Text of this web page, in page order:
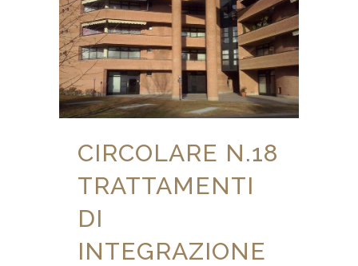
CIRCOLARE N.18
TRATTAMENTI
DI
INTEGRAZIONE